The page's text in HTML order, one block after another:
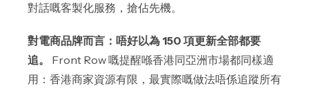
對話嘅客製化服務，搶佔先機。
對電商品牌而言：唔好以為 150 項更新全部都要
追。
Front Row 嘅提醒喺香港同亞洲市場都同樣適
用：香港商家資源有限，最實際嘅做法唔係追蹤所有